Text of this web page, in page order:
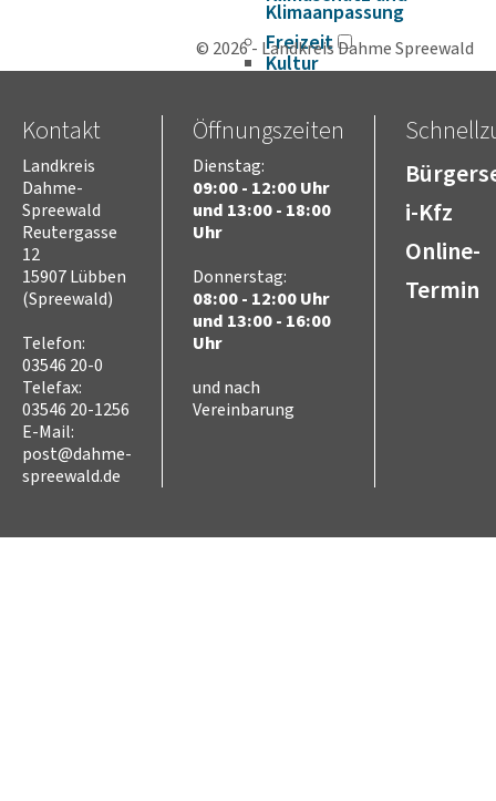
Klimaanpassung
Freizeit
Kultur
Sport
Sorben/Wenden
Bevöl­ke­rungs­schutz
Selbst­hilfe
Brand- und Kata­s­tro­­phen­­
Brand­schutz­dienst­stelle
Einsatz­pla­nung
Kreis­aus­­bil­­dung
© 2026 - Landkreis Dahme Spreewald
Kontakt
Landkreis
Dahme-
Spreewald
Reutergasse
12
15907 Lübben
(Spreewald)
Telefon:
03546 20-0
Telefax:
03546 20-1256
E-Mail:
post@dahme-
spreewald.de
Öffnungszeiten
Dienstag:
09:00 - 12:00 Uhr
und 13:00 - 18:00
Uhr
Donnerstag:
08:00 - 12:00 Uhr
und 13:00 - 16:00
Uhr
und nach
Vereinbarung
i-Kfz
Online-
Termin